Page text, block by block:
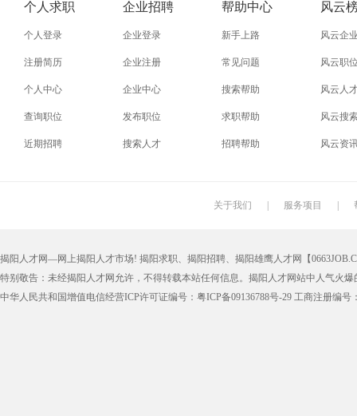
个人求职
个人登录
注册简历
个人中心
查询职位
近期招聘
企业招聘
企业登录
企业注册
企业中心
发布职位
搜索人才
帮助中心
新手上路
常见问题
搜索帮助
求职帮助
招聘帮助
风云
风云企
风云职
风云人
风云搜
风云资
关于我们 服务项目
揭阳人才网—网上揭阳人才市场! 揭阳求职、揭阳招聘、揭阳雄鹰人才网【
特别敬告：未经揭阳人才网允许，不得转载本站任何信息。揭阳人才网站中人气火
中华人民共和国增值电信经营ICP许可证编号：粤ICP备09136788号-29 工商注册编号